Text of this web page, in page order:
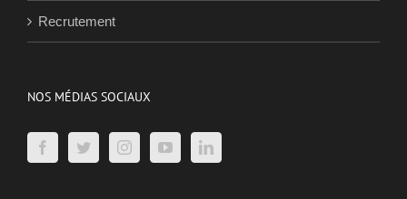
Recrutement
NOS MÉDIAS SOCIAUX